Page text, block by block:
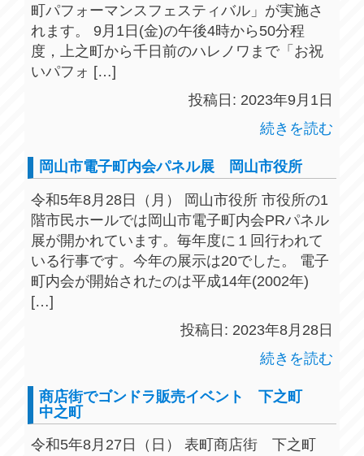
町パフォーマンスフェスティバル」が実施さ
れます。 9月1日(金)の午後4時から50分程
度，上之町から千日前のハレノワまで「お祝
いパフォ […]
投稿日: 2023年9月1日
続きを読む
岡山市電子町内会パネル展 岡山市役所
令和5年8月28日（月） 岡山市役所 市役所の1
階市民ホールでは岡山市電子町内会PRパネル
展が開かれています。毎年度に１回行われて
いる行事です。今年の展示は20でした。 電子
町内会が開始されたのは平成14年(2002年)
[…]
投稿日: 2023年8月28日
続きを読む
商店街でゴンドラ販売イベント 下之町
中之町
令和5年8月27日（日） 表町商店街 下之町